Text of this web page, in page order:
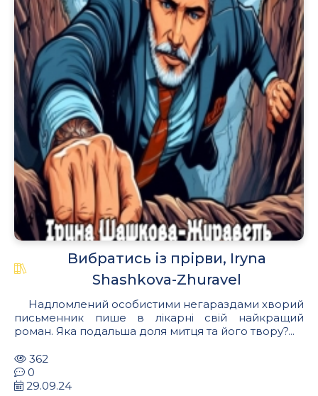
Вибратись із прірви, Iryna
Shashkova-Zhuravel
Надломлений особистими негараздами хворий
письменник пише в лікарні свій найкращий
роман. Яка подальша доля митця та його твору?...
362
0
29.09.24